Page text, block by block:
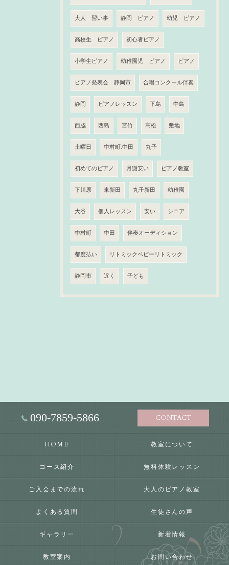
大人 習い事 静岡 ピアノ 幼児 ピアノ
高校生 ピアノ 初心者ピアノ
小学生ピアノ 幼稚園児 ピアノ ピアノ
ピアノ発表会 静岡市 合唱コンクール伴奏
静岡 ピアノレッスン 下島 中島
西脇 西島 宮竹 高松 敷地
土曜日 中村町.中田 丸子
初めてのピアノ 月謝安い ピアノ教室
下川原 東新田 丸子新田 幼稚園
大谷 個人レッスン 安い シニア
中村町 中田 伴奏オーディション
都度払い リトミックベビーリトミック
静岡市 近く 子ども
090-7859-5866 CONTACT
HOME 教室について
コース紹介 無料体験レッスン
ご入会までの流れ 大人のピアノ教室
よくある質問 生徒さんの声
ギャラリー 新着情報
教室案内 お問い合わせ